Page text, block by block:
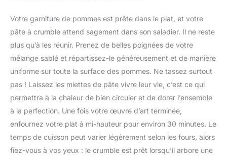
Votre garniture de pommes est prête dans le plat, et votre
pâte à crumble attend sagement dans son saladier. Il ne reste
plus qu’à les réunir. Prenez de belles poignées de votre
mélange sablé et répartissez-le généreusement et de manière
uniforme sur toute la surface des pommes. Ne tassez surtout
pas ! Laissez les miettes de pâte vivre leur vie, c’est ce qui
permettra à la chaleur de bien circuler et de dorer l’ensemble
à la perfection. Une fois votre œuvre d’art terminée,
enfournez votre plat à mi-hauteur pour environ 30 minutes. Le
temps de cuisson peut varier légèrement selon les fours, alors
fiez-vous à vos yeux : le crumble est prêt lorsqu’il arbore une